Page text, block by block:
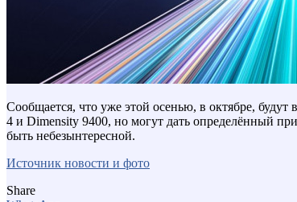
Сообщается, что уже этой осенью, в октябре,
4 и Dimensity 9400, но могут дать определённый
быть небезынтересной.
Источник новости и фото
Share